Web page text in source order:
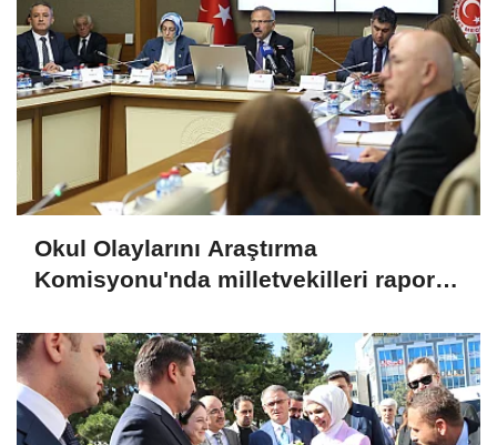
Okul Olaylarını Araştırma
Komisyonu'nda milletvekilleri rapora